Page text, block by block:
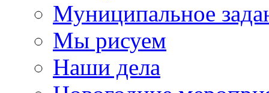
Муниципальное
Мы рисуем
Наши дела